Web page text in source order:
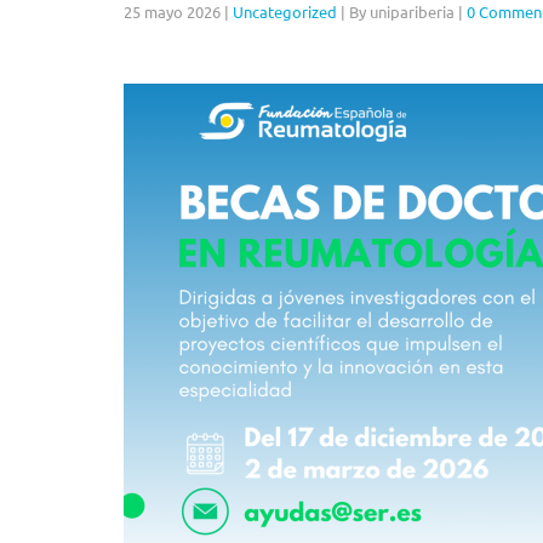
25 mayo 2026 | Uncategorized | By unipariberia | 0